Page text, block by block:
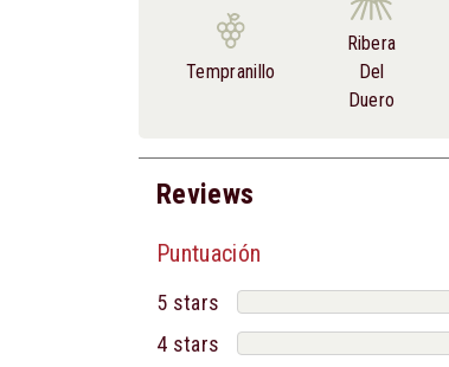
Tempranillo
Ribera
Del
Duero
Reviews
Puntuación
5 stars
4 stars